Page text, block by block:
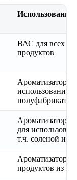
Использование
ВАС для всех
продуктов
Ароматизатор
использования
полуфабрикатах
Ароматизатор
для
т.ч. соленой и
Ароматизатор
продуктов из